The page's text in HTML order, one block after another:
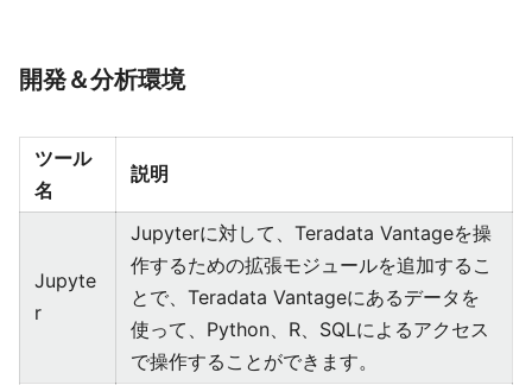
開発＆分析環境
ツール
名
説明
Jupyte
r
Jupyterに対して、Teradata Vantageを操
作するための拡張モジュールを追加するこ
とで、Teradata Vantageにあるデータを
使って、Python、R、SQLによるアクセス
で操作することができます。